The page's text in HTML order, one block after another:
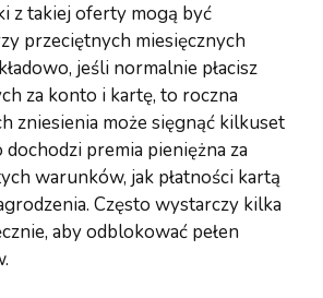
z takiej oferty mogą być
przeciętnych miesięcznych
jeśli normalnie płacisz
za konto i kartę, to roczna
zniesienia może sięgnąć kilkuset
dochodzi premia pieniężna za
warunków, jak płatności kartą
Często wystarczy kilka
aby odblokować pełen